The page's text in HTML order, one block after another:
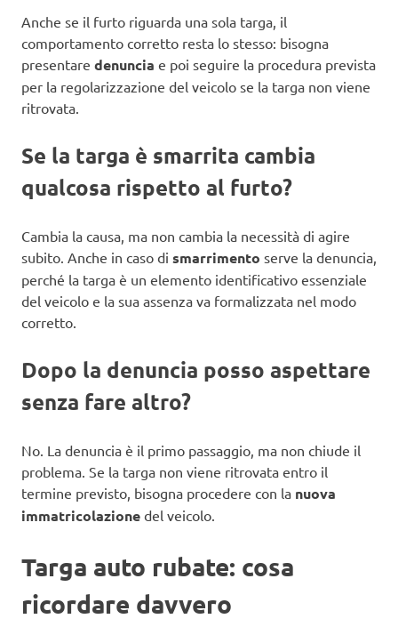
Anche se il furto riguarda una sola targa, il
comportamento corretto resta lo stesso: bisogna
presentare denuncia e poi seguire la procedura prevista
per la regolarizzazione del veicolo se la targa non viene
ritrovata.
Se la targa è smarrita cambia
qualcosa rispetto al furto?
Cambia la causa, ma non cambia la necessità di agire
subito. Anche in caso di smarrimento serve la denuncia,
perché la targa è un elemento identificativo essenziale
del veicolo e la sua assenza va formalizzata nel modo
corretto.
Dopo la denuncia posso aspettare
senza fare altro?
No. La denuncia è il primo passaggio, ma non chiude il
problema. Se la targa non viene ritrovata entro il
termine previsto, bisogna procedere con la nuova
immatricolazione del veicolo.
Targa auto rubate: cosa
ricordare davvero